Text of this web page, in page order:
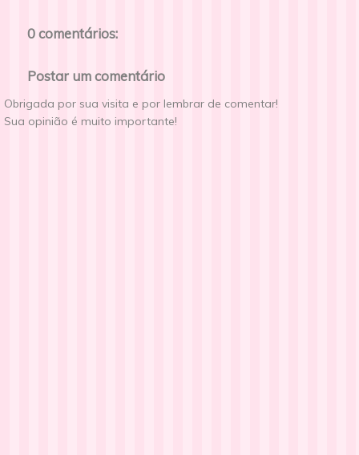
0 comentários:
Postar um comentário
Obrigada por sua visita e por lembrar de comentar!
Sua opinião é muito importante!